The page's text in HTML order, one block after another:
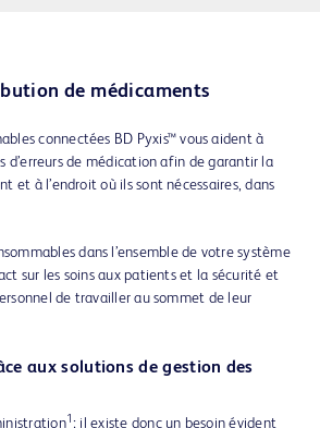
de médicaments
connectées BD Pyxis™ vous aident à
d’erreurs de médication afin de garantir la
et à l’endroit où ils sont nécessaires, dans
dans l’ensemble de votre système
sur les soins aux patients et la sécurité et
de travailler au sommet de leur
aux solutions de gestion des
1; il existe donc un besoin évident